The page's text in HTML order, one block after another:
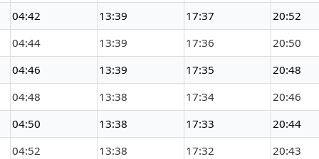
04:42 13:39 17:37
20:52
04:44
13:39 17:36
20:50
04:46
13:39 17:35
20:48
04:48
13:38 17:34
20:46
04:50
13:38 17:33
20:44
04:52
13:38 17:32
20:43